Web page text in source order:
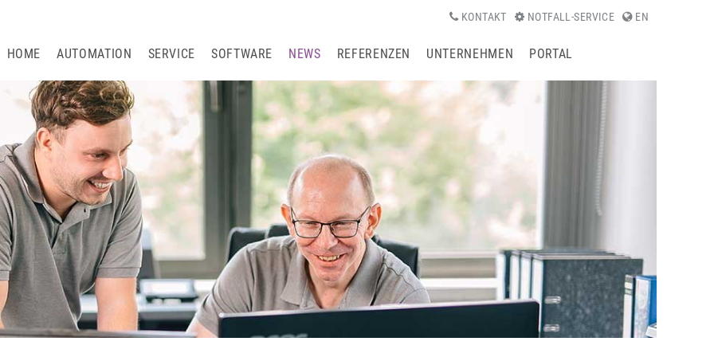
KONTAKT NOTFALL-SERVICE EN
HOME AUTOMATION SERVICE SOFTWARE NEWS REFERENZEN UNTERNEHMEN PORTAL